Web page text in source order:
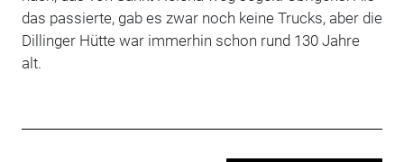
das passierte, gab es zwar noch keine Trucks, aber die
Dillinger Hütte war immerhin schon rund 130 Jahre
alt.